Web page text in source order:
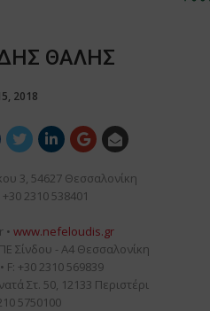
ΘΑΛΗΣ
2018
3, 54627 Θεσσαλονίκη
2310 538401
• www.nefeloudis.gr
Σίνδου - Α4 Θεσσαλονίκη
F: +30 2310 569839
Στ. 50, 12133 Περιστέρι
5750100